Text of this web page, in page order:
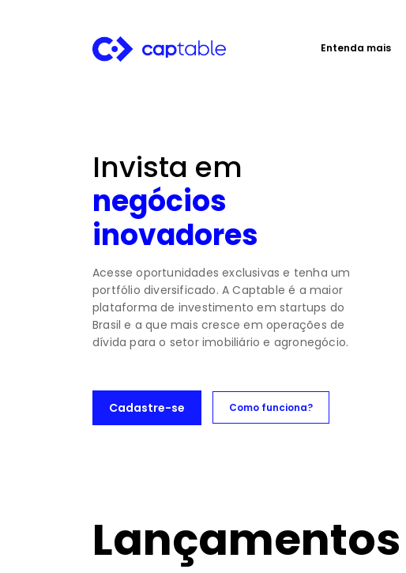
Entenda mais
Invista em
negócios
inovadores
Acesse oportunidades exclusivas e tenha um
portfólio diversificado. A Captable é a maior
plataforma de investimento em startups do
Brasil e a que mais cresce em operações de
dívida para o setor imobiliário e agronegócio.
Cadastre-se Como funciona?
Captable Captable Marketplace
Lançamentos